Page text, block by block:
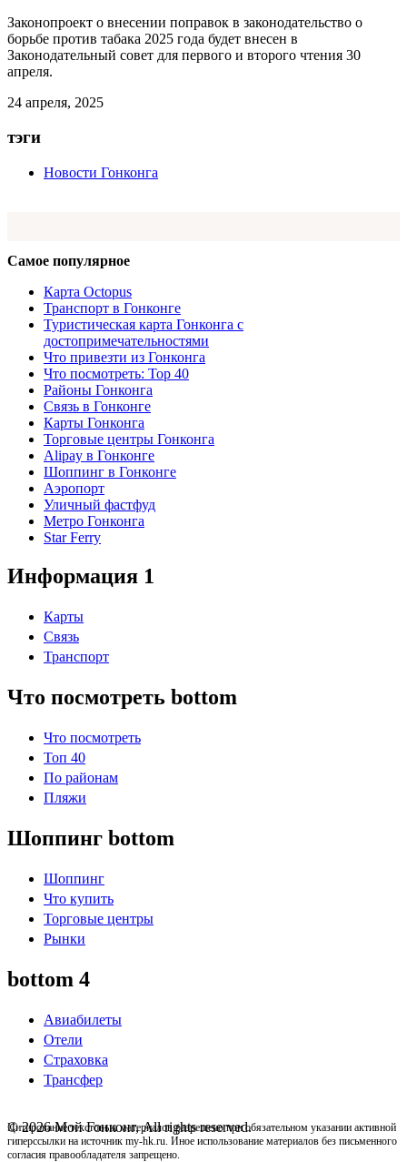
Законопроект о внесении поправок в законодательство о
борьбе против табака 2025 года будет внесен в
Законодательный совет для первого и второго чтения 30
апреля.
24 апреля, 2025
тэги
Новости Гонконга
Самое популярное
Карта Octopus
Транспорт в Гонконге
Туристическая карта Гонконга с
достопримечательностями
Что привезти из Гонконга
Что посмотреть: Top 40
Районы Гонконга
Связь в Гонконге
Карты Гонконга
Торговые центры Гонконга
Alipay в Гонконге
Шоппинг в Гонконге
Аэропорт
Уличный фастфуд
Метро Гонконга
Star Ferry
Информация 1
Карты
Связь
Транспорт
Что посмотреть bottom
Что посмотреть
Топ 40
По районам
Пляжи
Шоппинг bottom
Шоппинг
Что купить
Торговые центры
Рынки
bottom 4
Авиабилеты
Отели
Страховка
Трансфер
© 2026 Мой Гонконг, All rights reserved.
Цитирование текстовых материалов разрешено при обязательном указании активной
гиперссылки на источник my-hk.ru. Иное использование материалов без письменного
согласия правообладателя запрещено.